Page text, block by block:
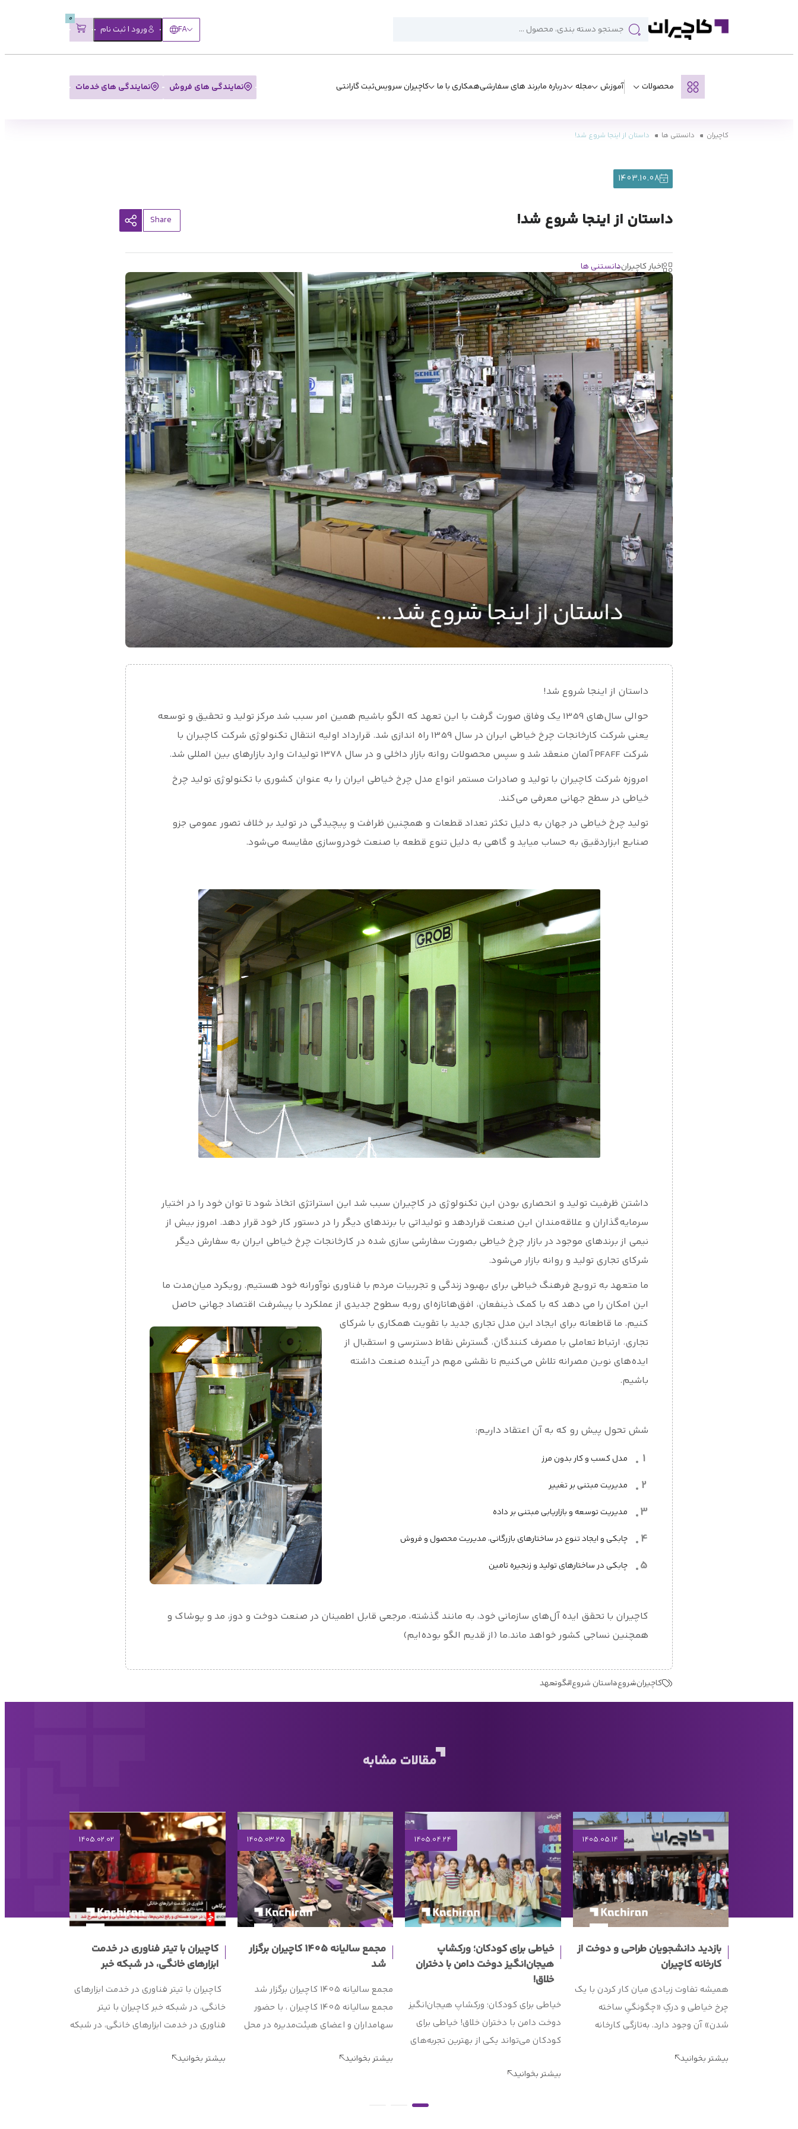
FA ورود | ثبت نام
0
محصولات آموزش مجله درباره مابرند های سفارشیهمکاری با ما کاچیران سرویسثبت گارانتی نمایندگی های فروش نمایندگی های خدمات
کاچیران دانستنی ها داستان از اینجا شروع شد!
1403.10.08
داستان از اینجا شروع شد! Share
اخبار کاچیراندانستنی ها
داستان از اینجا شروع شد!
حوالی سال‌های 1359 یک وفاق صورت گرفت با این تعهد که الگو باشیم همین امر سبب شد مرکز تولید و تحقیق و توسعه
یعنی شرکت کارخانجات چرخ خیاطی ایران در سال 1359 راه اندازی شد. قرارداد اولیه انتقال تکنولوژی شرکت کاچیران با
شرکت PFAFF آلمان منعقد شد و سپس محصولات روانه بازار داخلی و در سال 1378 تولیدات وارد بازارهای بین المللی شد.
امروزه شرکت کاچیران با تولید و صادرات مستمر انواع مدل چرخ خیاطی ایران را به عنوان کشوری با تکنولوژی تولید چرخ
خیاطی در سطح جهانی معرفی می‌کند.
تولید چرخ خیاطی در جهان به دلیل تکثر تعداد قطعات و همچنین ظرافت و پیچیدگی در تولید بر خلاف تصور عمومی جزو
صنایع ابزاردقیق به حساب میاید و گاهی به دلیل تنوع قطعه با صنعت خودروسازی مقایسه می‌شود.
داشتن ظرفیت تولید و انحصاری بودن این تکنولوژی در کاچیران سبب شد این استراتژی اتخاذ شود تا توان خود را در اختیار
سرمایه‌گذاران و علاقه‌مندان این صنعت قراردهد و تولیداتی با برندهای دیگر را در دستور کار خود قرار دهد. امروز بیش از
نیمی از برندهای موجود در بازار چرخ خیاطی بصورت سفارشی سازی شده در کارخانجات چرخ خیاطی ایران به سفارش دیگر
شرکای تجاری تولید و روانه بازار می‌شود.
ما متعهد به ترویج فرهنگ خیاطی برای بهبود زندگی و تجربیات مردم با فناوری نوآورانه خود هستیم. رویکرد میان‌مدت ما
این امکان را می دهد که با کمک ذینفعان، افق‌هاتازه‌ای روبه سطوح جدیدی از عملکرد با پیشرفت اقتصاد جهانی حاصل
کنیم. ما قاطعانه برای ایجاد این مدل تجاری جدید با تقویت همکاری با شرکای
تجاری، ارتباط تعاملی با مصرف کنندگان، گسترش نقاط دسترسی و استقبال از
ایده‌های نوین مصرانه تلاش می‌کنیم تا نقشی مهم در آینده صنعت داشته
باشیم.
شش تحول پیش رو که به آن اعتقاد داریم:
مدل کسب و کار بدون مرز
مدیریت مبتنی بر تغییر
مدیریت توسعه و بازاریابی مبتنی بر داده
چابکی و ایجاد تنوع در ساختارهای بازرگانی، مدیریت محصول و فروش
چابکی در ساختارهای تولید و زنجیره تامین
کاچیران با تحقق ایده آل‌های سازمانی خود، به مانند گذشته، مرجعی قابل اطمینان در صنعت دوخت و دوز، مد و پوشاک و
همچنین نساجی کشور خواهد ماند.ما (از قدیم الگو بوده‌ایم)
کاچیرانشروعداستان شروعالگوتعهد
مقالات مشابه
1405.05.14
بازدید دانشجویان طراحی و دوخت از
کارخانه کاچیران
همیشه تفاوت زیادی میان کار کردن با یک
چرخ خیاطی و درکِ «چگونگیِ ساخته
شدن» آن وجود دارد. به‌تازگی کارخانه
پرانرژی رشته طراحی و دوخت بود تا
بیشتر بخوانید
1405.04.24
خیاطی برای کودکان؛ ورکشاپ
هیجان‌انگیز دوخت دامن با دختران
خلاق!
خیاطی برای کودکان؛ ورکشاپ هیجان‌انگیز
دوخت دامن با دختران خلاق! خیاطی برای
کودکان می‌تواند یکی از بهترین تجربه‌های
گذشته، اولین ورکشاپ خیاطی برای کودکان
بیشتر بخوانید
1405.03.25
مجمع سالیانه 1405 کاچیران برگزار
شد
مجمع سالیانه 1405 کاچیران برگزار شد
مجمع سالیانه 1405 کاچیران ، با حضور
سهامداران و اعضای هیئت‌مدیره در محل
بیشتر بخوانید
1405.02.02
کاچیران با تیتر فناوری در خدمت
ابزارهای خانگی، در شبکه خبر
کاچیران با تیتر فناوری در خدمت ابزارهای
خانگی، در شبکه خبر کاچیران با تیتر
فناوری در خدمت ابزارهای خانگی، در شبکه
داد. فناوری دیگرفقط در صنایع سنگین یا
بیشتر بخوانید